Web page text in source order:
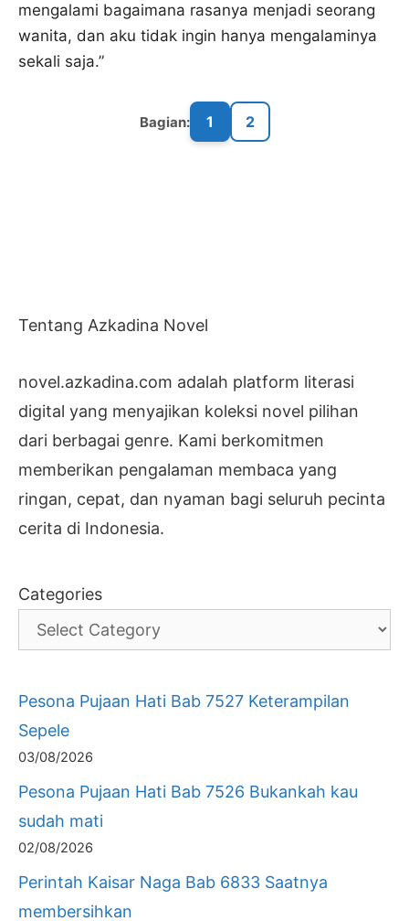
mengalami bagaimana rasanya menjadi seorang
wanita, dan aku tidak ingin hanya mengalaminya
sekali saja.”
Bagian: 1 2
Tentang Azkadina Novel
novel.azkadina.com adalah platform literasi
digital yang menyajikan koleksi novel pilihan
dari berbagai genre. Kami berkomitmen
memberikan pengalaman membaca yang
ringan, cepat, dan nyaman bagi seluruh pecinta
cerita di Indonesia.
Categories
Pesona Pujaan Hati Bab 7527 Keterampilan
Sepele
03/08/2026
Pesona Pujaan Hati Bab 7526 Bukankah kau
sudah mati
02/08/2026
Perintah Kaisar Naga Bab 6833 Saatnya
membersihkan